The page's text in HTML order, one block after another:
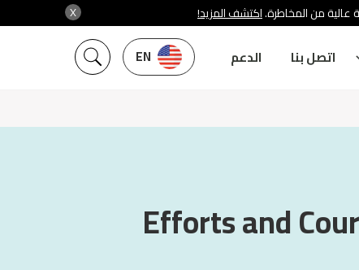
X من المخاطرة.اكتشف المزيد!
EN اتصل بنا الدعم
Efforts and